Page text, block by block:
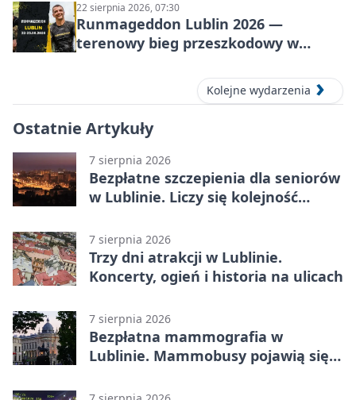
22 sierpnia 2026, 07:30
Runmageddon Lublin 2026 —
terenowy bieg przeszkodowy w
Kolejne wydarzenia
Ostatnie Artykuły
7 sierpnia 2026
Bezpłatne szczepienia dla seniorów
w Lublinie. Liczy się kolejność
7 sierpnia 2026
Trzy dni atrakcji w Lublinie.
Koncerty, ogień i historia na ulicach
7 sierpnia 2026
Bezpłatna mammografia w
Lublinie. Mammobusy pojawią się